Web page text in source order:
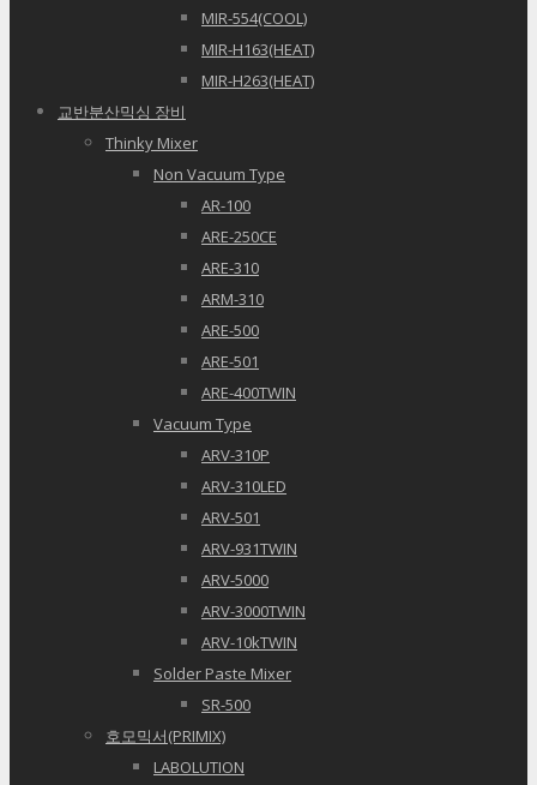
MIR-554(COOL)
MIR-H163(HEAT)
MIR-H263(HEAT)
교반분산믹싱 장비
Thinky Mixer
Non Vacuum Type
AR-100
ARE-250CE
ARE-310
ARM-310
ARE-500
ARE-501
ARE-400TWIN
Vacuum Type
ARV-310P
ARV-310LED
ARV-501
ARV-931TWIN
ARV-5000
ARV-3000TWIN
ARV-10kTWIN
Solder Paste Mixer
SR-500
호모믹서(PRIMIX)
LABOLUTION